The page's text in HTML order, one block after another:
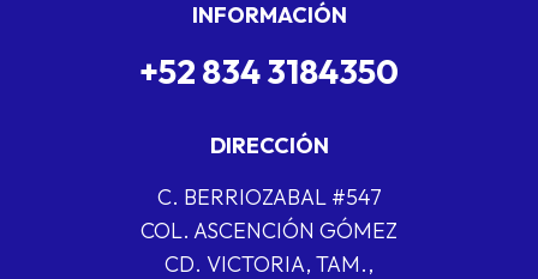
INFORMACIÓN
+52 834 3184350
DIRECCIÓN
C. BERRIOZABAL #547
COL. ASCENCIÓN GÓMEZ
CD. VICTORIA, TAM.,